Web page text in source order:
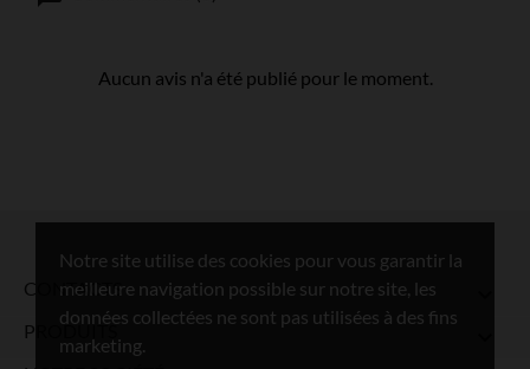
Notre site utilise des cookies pour vous garantir la
meilleure navigation possible sur notre site, les
données collectées ne sont pas utilisées à des fins
marketing.
Aucun avis n'a été publié pour le moment.
CONTACTS
PRODUITS